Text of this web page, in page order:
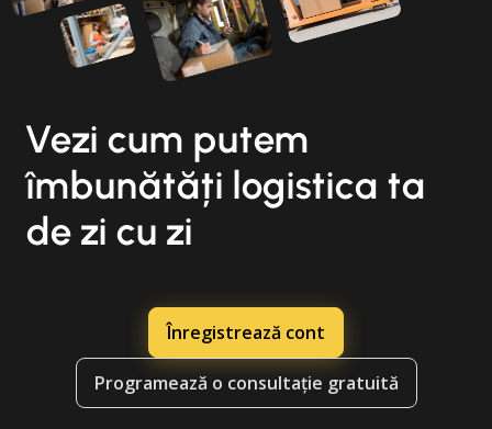
Vezi cum putem
îmbunătăți logistica ta
de zi cu zi
Înregistrează cont
Programează o consultație gratuită